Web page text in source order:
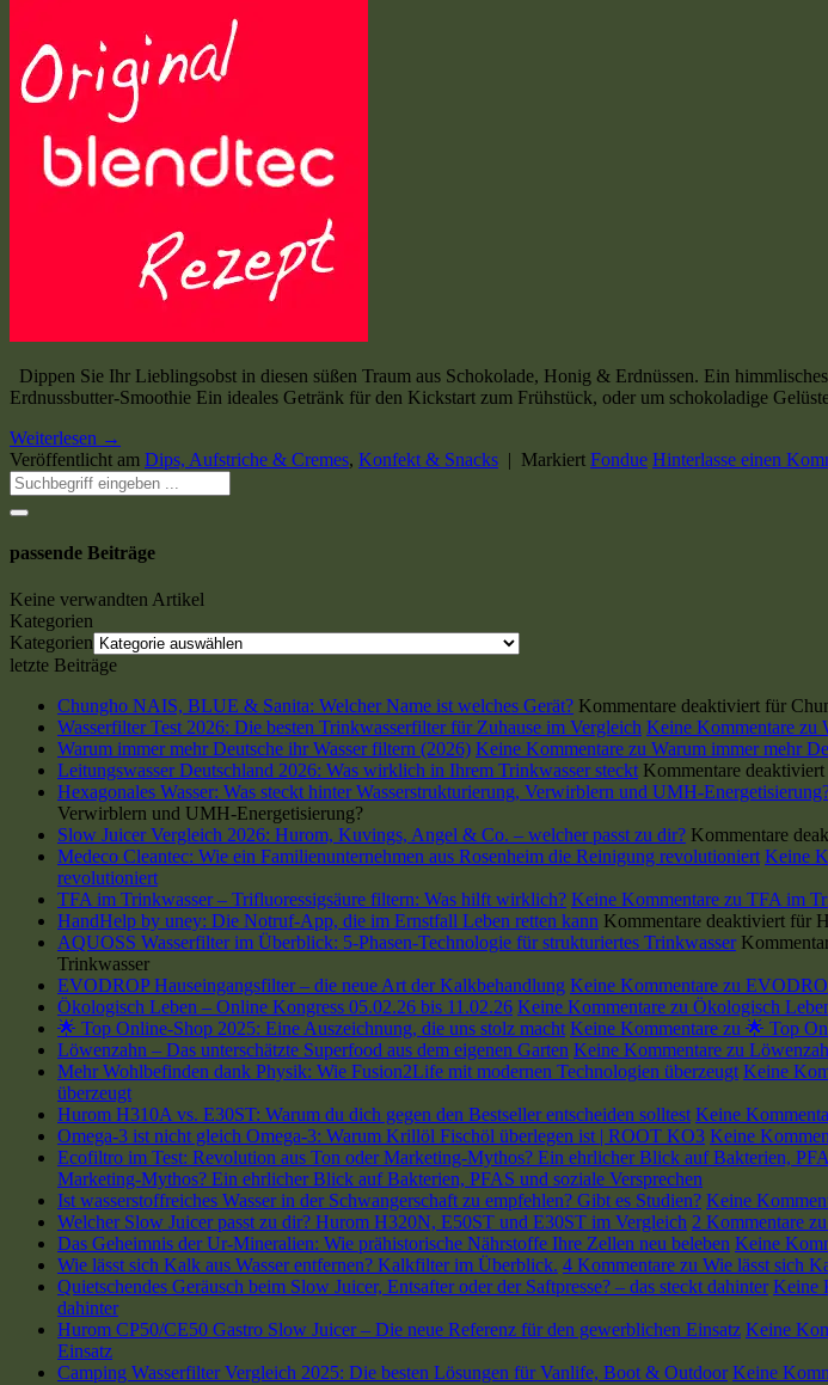
Dippen Sie Ihr Lieblingsobst in diesen süßen Traum aus Schokolade, Honig & Erdnüssen. Ein
Erdnussbutter-Smoothie Ein ideales Getränk für den Kickstart zum Frühstück, oder um schokoladige
Weiterlesen →
Veröffentlicht am Dips, Aufstriche & Cremes, Konfekt & Snacks | Markiert Fondue Hinterlasse einen
passende Beiträge
Keine verwandten Artikel
Kategorien
Kategorien
letzte Beiträge
Chungho NAIS, BLUE & Sanita: Welcher Name ist welches Gerät? Kommentare deaktiviert für
Wasserfilter Test 2026: Die besten Trinkwasserfilter für Zuhause im Vergleich Keine Kommentare zu
Warum immer mehr Deutsche ihr Wasser filtern (2026) Keine Kommentare zu Warum immer mehr
Leitungswasser Deutschland 2026: Was wirklich in Ihrem Trinkwasser steckt Kommentare deaktiviert
Hexagonales Wasser: Was steckt hinter Wasserstrukturierung, Verwirblern und UMH-
Verwirblern und UMH-Energetisierung?
Slow Juicer Vergleich 2026: Hurom, Kuvings, Angel & Co. – welcher passt zu dir? Kommentare
Medeco Cleantec: Wie ein Familienunternehmen aus Rosenheim die Reinigung revolutioniert Keine
revolutioniert
TFA im Trinkwasser – Trifluoressigsäure filtern: Was hilft wirklich? Keine Kommentare zu TFA im
HandHelp by uney: Die Notruf-App, die im Ernstfall Leben retten kann Kommentare deaktiviert für
AQUOSS Wasserfilter im Überblick: 5-Phasen-Technologie für strukturiertes Trinkwasser
Trinkwasser
EVODROP Hauseingangsfilter – die neue Art der Kalkbehandlung Keine Kommentare zu
Ökologisch Leben – Online Kongress 05.02.26 bis 11.02.26 Keine Kommentare zu Ökologisch
🌟 Top Online-Shop 2025: Eine Auszeichnung, die uns stolz macht Keine Kommentare zu 🌟 Top
Löwenzahn – Das unterschätzte Superfood aus dem eigenen Garten Keine Kommentare zu
Mehr Wohlbefinden dank Physik: Wie Fusion2Life mit modernen Technologien überzeugt Keine
überzeugt
Hurom H310A vs. E30ST: Warum du dich gegen den Bestseller entscheiden solltest Keine
Omega-3 ist nicht gleich Omega-3: Warum Krillöl Fischöl überlegen ist | ROOT KO3 Keine
Ecofiltro im Test: Revolution aus Ton oder Marketing-Mythos? Ein ehrlicher Blick auf Bakterien,
Marketing-Mythos? Ein ehrlicher Blick auf Bakterien, PFAS und soziale Versprechen
Ist wasserstoffreiches Wasser in der Schwangerschaft zu empfehlen? Gibt es Studien? Keine
Welcher Slow Juicer passt zu dir? Hurom H320N, E50ST und E30ST im Vergleich 2 Kommentare
Das Geheimnis der Ur-Mineralien: Wie prähistorische Nährstoffe Ihre Zellen neu beleben Keine
Wie lässt sich Kalk aus Wasser entfernen? Kalkfilter im Überblick. 4 Kommentare zu Wie lässt sich
Quietschendes Geräusch beim Slow Juicer, Entsafter oder der Saftpresse? – das steckt dahinter Keine
dahinter
Hurom CP50/CE50 Gastro Slow Juicer – Die neue Referenz für den gewerblichen Einsatz Keine
Einsatz
Camping Wasserfilter Vergleich 2025: Die besten Lösungen für Vanlife, Boot & Outdoor Keine